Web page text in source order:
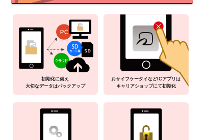
初期化に備え
大切なデータはバックアップ
おサイフケータイなどICアプリは
キャリアショップにて初期化